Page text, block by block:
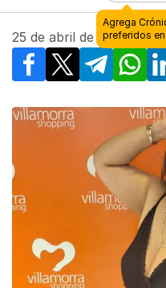
Agrega
preferidos
25 de abril de 2024 -
Facebook
X Telegram